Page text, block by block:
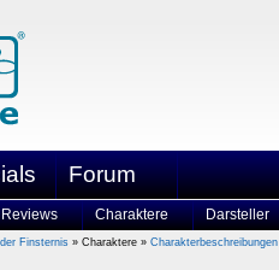
Forum
Reviews Charaktere Darsteller
Finsternis » Charaktere » Charakterbeschreibungen